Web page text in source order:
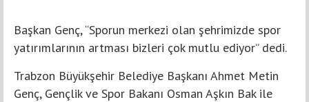
Başkan Genç, “Sporun merkezi olan şehrimizde spor
yatırımlarının artması bizleri çok mutlu ediyor” dedi.
Trabzon Büyükşehir Belediye Başkanı Ahmet Metin
Genç, Gençlik ve Spor Bakanı Osman Aşkın Bak ile